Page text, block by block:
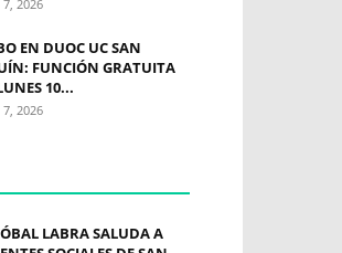
2026
EN DUOC UC SAN
FUNCIÓN GRATUITA
10...
2026
LABRA SALUDA A